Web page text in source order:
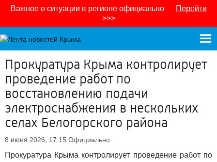
Важное о ситуации в регионе официально
Перейти
>>>
Прокуратура Крыма контролирует
проведение работ по
восстановлению подачи
электроснабжения в нескольких
селах Белогорского района
8 июня 2026, 17:15 Официально
Прокуратура Крыма контролирует проведение работ по